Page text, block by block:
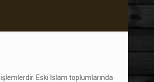
Eski İslam toplumlarında